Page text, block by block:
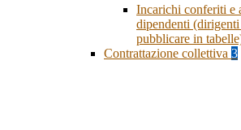
Incarichi conferiti e
dipendenti
pubblicare in
Contrattazione collettiva 3